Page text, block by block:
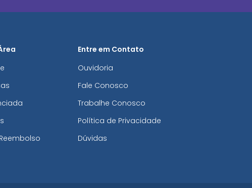
Entre em Contato
Ouvidoria
Fale Conosco
Trabalhe Conosco
Política de Privacidade
Dúvidas